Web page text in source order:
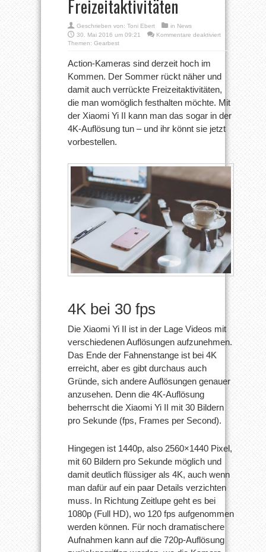
Freizeitaktivitäten
Geschrieben von: Toni Ebert in News
30. Mai 2016 um 09:21
Kommentare deaktiviertfür
Xiaomi
Yi
Themen: Gearbest
Action-Kameras sind derzeit hoch im
Kommen. Der Sommer rückt näher und
damit auch verrückte Freizeitaktivitäten,
die man womöglich festhalten möchte. Mit
der Xiaomi Yi II kann man das sogar in der
4K-Auflösung tun – und ihr könnt sie jetzt
vorbestellen.
4K bei 30 fps
Die Xiaomi Yi II ist in der Lage Videos mit
verschiedenen Auflösungen aufzunehmen.
Das Ende der Fahnenstange ist bei 4K
erreicht, aber es gibt durchaus auch
Gründe, sich andere Auflösungen genauer
anzusehen. Denn die 4K-Auflösung
beherrscht die Xiaomi Yi II mit 30 Bildern
pro Sekunde (fps, Frames per Second).
Hingegen ist 1440p, also 2560×1440 Pixel,
mit 60 Bildern pro Sekunde möglich und
damit deutlich flüssiger als 4K, auch wenn
man dafür auf ein paar Details verzichten
muss. In Richtung Zeitlupe geht es bei
1080p (Full HD), wo 120 fps aufgenommen
werden können. Für noch dramatischere
Aufnahmen kann auf die 720p-Auflösung